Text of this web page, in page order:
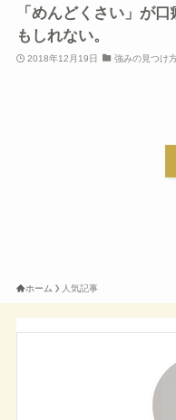
「めんどくさい」が
もしれない。
2018年12月19日 強みの見つけ
ホーム 人気記事